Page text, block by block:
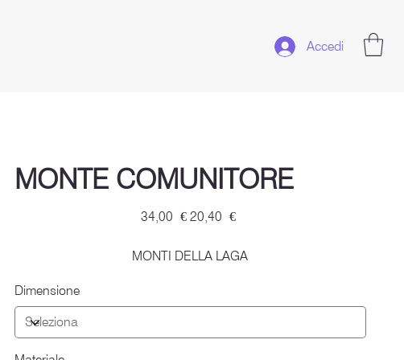
Accedi
MONTE COMUNITORE
Prezzo
originale
34,00 € Prezzo
scontato
20,40 €
MONTI DELLA LAGA
Dimensione